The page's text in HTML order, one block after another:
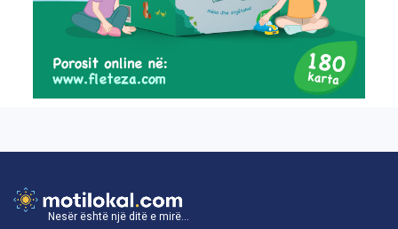
Nesër është një ditë e mirë...